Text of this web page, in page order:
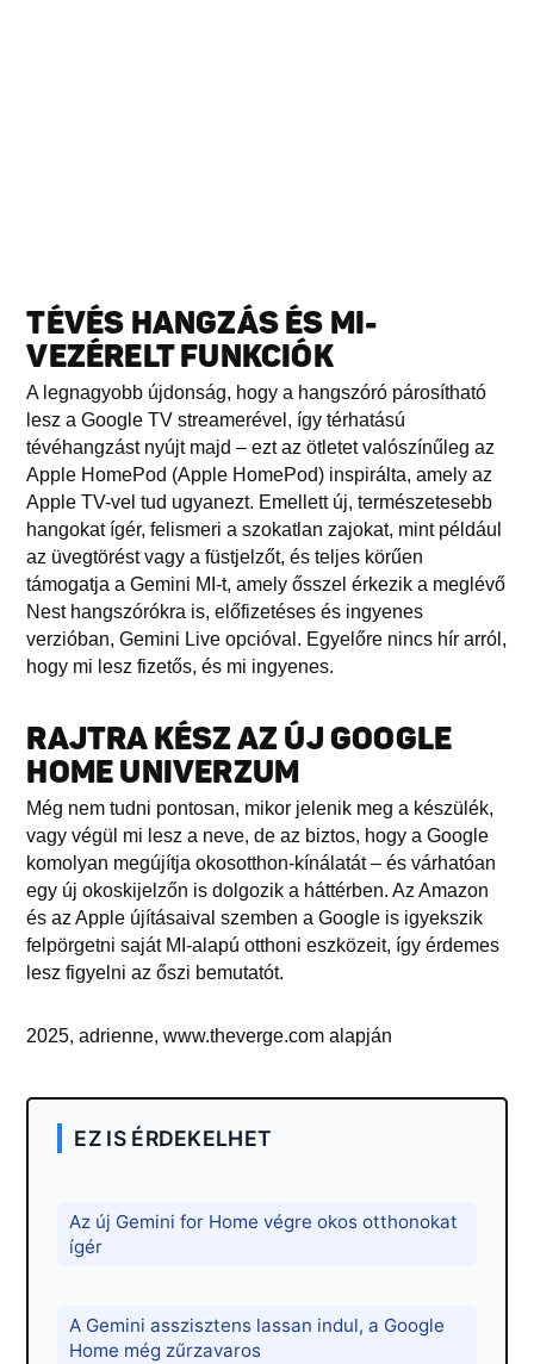
TÉVÉS HANGZÁS ÉS MI-
VEZÉRELT FUNKCIÓK
A legnagyobb újdonság, hogy a hangszóró párosítható
lesz a Google TV streamerével, így térhatású
tévéhangzást nyújt majd – ezt az ötletet valószínűleg az
Apple HomePod (Apple HomePod) inspirálta, amely az
Apple TV-vel tud ugyanezt. Emellett új, természetesebb
hangokat ígér, felismeri a szokatlan zajokat, mint például
az üvegtörést vagy a füstjelzőt, és teljes körűen
támogatja a Gemini MI-t, amely ősszel érkezik a meglévő
Nest hangszórókra is, előfizetéses és ingyenes
verzióban, Gemini Live opcióval. Egyelőre nincs hír arról,
hogy mi lesz fizetős, és mi ingyenes.
RAJTRA KÉSZ AZ ÚJ GOOGLE
HOME UNIVERZUM
Még nem tudni pontosan, mikor jelenik meg a készülék,
vagy végül mi lesz a neve, de az biztos, hogy a Google
komolyan megújítja okosotthon-kínálatát – és várhatóan
egy új okoskijelzőn is dolgozik a háttérben. Az Amazon
és az Apple újításaival szemben a Google is igyekszik
felpörgetni saját MI-alapú otthoni eszközeit, így érdemes
lesz figyelni az őszi bemutatót.
2025, adrienne, www.theverge.com alapján
EZ IS ÉRDEKELHET
Az új Gemini for Home végre okos otthonokat
ígér
A Gemini asszisztens lassan indul, a Google
Home még zűrzavaros